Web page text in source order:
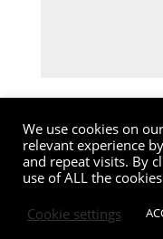
We use cookies on
relevant experience
and repeat visits. By
use of ALL the
Cookie settings